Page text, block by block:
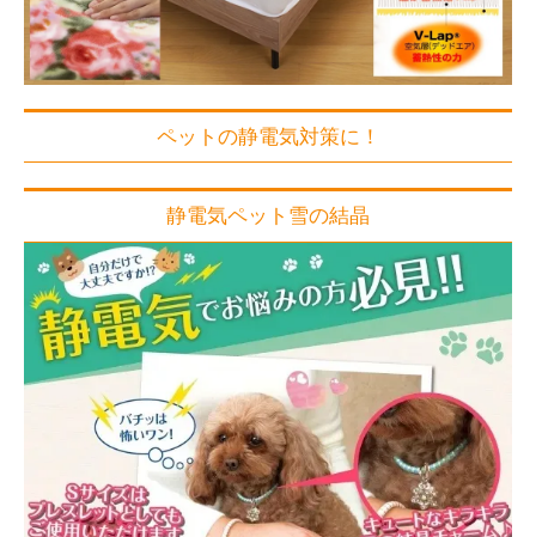
ペットの静電気対策に！
静電気ペット雪の結晶